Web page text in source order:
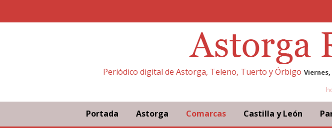
Periódico digital de Astorga, Teleno, Tuerto y Órbigo Viernes,
Portada Astorga Comarcas Castilla y León